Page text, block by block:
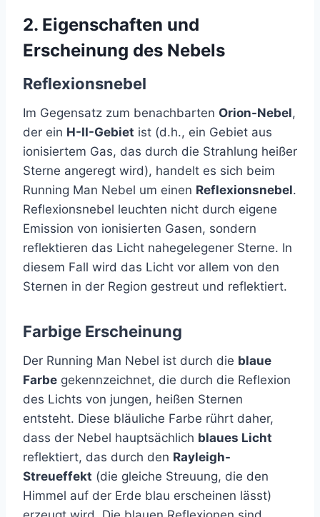
2. Eigenschaften und
Erscheinung des Nebels
Reflexionsnebel
Im Gegensatz zum benachbarten Orion-Nebel,
der ein H-II-Gebiet ist (d.h., ein Gebiet aus
ionisiertem Gas, das durch die Strahlung heißer
Sterne angeregt wird), handelt es sich beim
Running Man Nebel um einen Reflexionsnebel.
Reflexionsnebel leuchten nicht durch eigene
Emission von ionisierten Gasen, sondern
reflektieren das Licht nahegelegener Sterne. In
diesem Fall wird das Licht vor allem von den
Sternen in der Region gestreut und reflektiert.
Farbige Erscheinung
Der Running Man Nebel ist durch die blaue
Farbe gekennzeichnet, die durch die Reflexion
des Lichts von jungen, heißen Sternen
entsteht. Diese bläuliche Farbe rührt daher,
dass der Nebel hauptsächlich blaues Licht
reflektiert, das durch den Rayleigh-
Streueffekt (die gleiche Streuung, die den
Himmel auf der Erde blau erscheinen lässt)